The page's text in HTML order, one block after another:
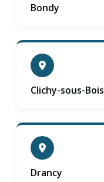
Bondy
Clichy-sous-Bois
Drancy